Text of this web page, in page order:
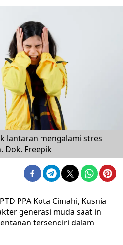
lantaran mengalami stres
Dok. Freepik
PPA Kota Cimahi, Kusnia
generasi muda saat ini
tersendiri dalam